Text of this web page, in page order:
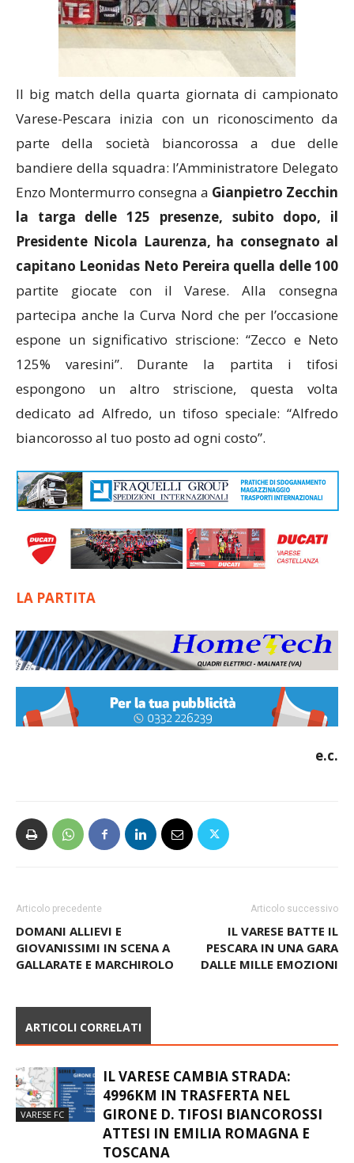
Il big match della quarta giornata di campionato
Varese-Pescara inizia con un riconoscimento da
parte della società biancorossa a due delle
bandiere della squadra: l’Amministratore Delegato
Enzo Montermurro consegna a Gianpietro Zecchin
la targa delle 125 presenze, subito dopo, il
Presidente Nicola Laurenza, ha consegnato al
capitano Leonidas Neto Pereira quella delle 100
partite giocate con il Varese. Alla consegna
partecipa anche la Curva Nord che per l’occasione
espone un significativo striscione: “Zecco e Neto
125% varesini”. Durante la partita i tifosi
espongono un altro striscione, questa volta
dedicato ad Alfredo, un tifoso speciale: “Alfredo
biancorosso al tuo posto ad ogni costo”.
LA PARTITA
e.c.
Articolo precedente
DOMANI ALLIEVI E
GIOVANISSIMI IN SCENA A
GALLARATE E MARCHIROLO
Articolo successivo
IL VARESE BATTE IL
PESCARA IN UNA GARA
DALLE MILLE EMOZIONI
ARTICOLI CORRELATI
VARESE FC
IL VARESE CAMBIA STRADA:
4996KM IN TRASFERTA NEL
GIRONE D. TIFOSI BIANCOROSSI
ATTESI IN EMILIA ROMAGNA E
TOSCANA